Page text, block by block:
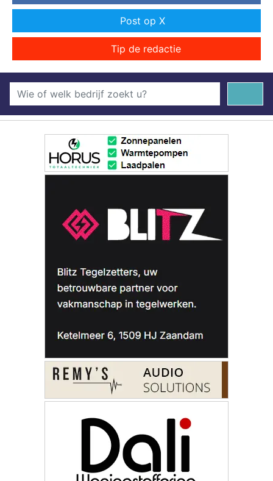
Post op X
Tip de redactie